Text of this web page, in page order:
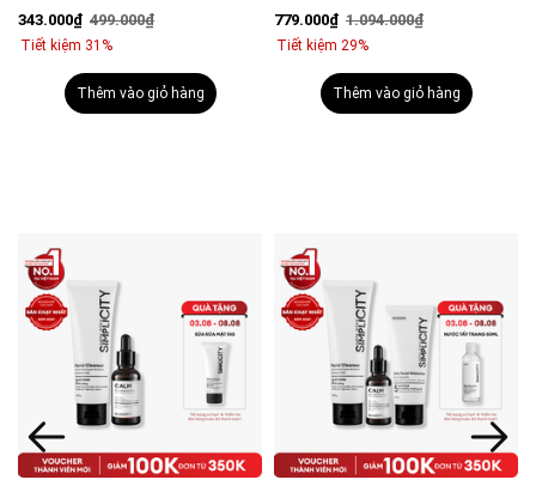
với SPF 50+ PA++++
343.000₫ 499.000₫
Tiết kiệm 31%
Thêm vào giỏ hàng
cho nam
779.000₫ 1.094.000₫
Tiết kiệm 29%
Thêm vào giỏ hàng